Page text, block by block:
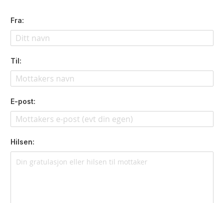
Fra:
Til:
E-post:
Hilsen: